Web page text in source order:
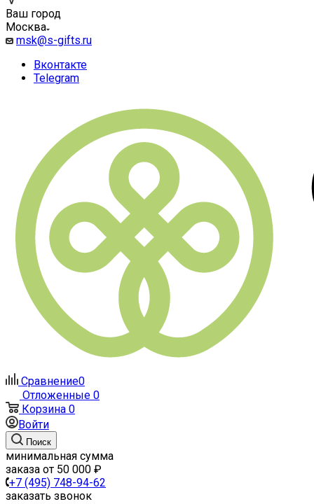
Ваш город
Москва
msk@s-gifts.ru
Вконтакте
Telegram
Сравнение0
Отложенные 0
Корзина 0
Войти
Поиск
минимальная сумма
заказа от 50 000 ₽
+7 (495) 748-94-62
заказать звонок